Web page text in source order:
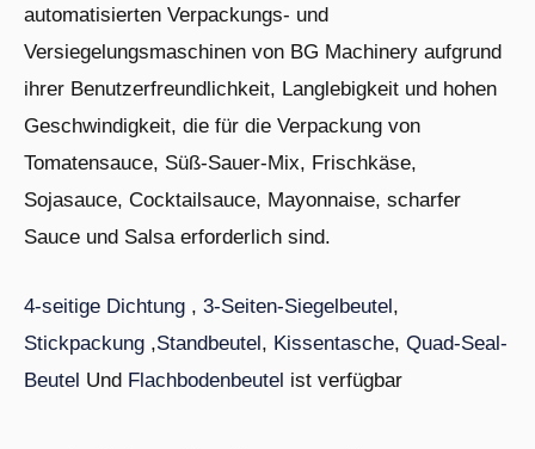
automatisierten Verpackungs- und
Versiegelungsmaschinen von BG Machinery aufgrund
ihrer Benutzerfreundlichkeit, Langlebigkeit und hohen
Geschwindigkeit, die für die Verpackung von
Tomatensauce, Süß-Sauer-Mix, Frischkäse,
Sojasauce, Cocktailsauce, Mayonnaise, scharfer
Sauce und Salsa erforderlich sind.
4-seitige Dichtung , 3-Seiten-Siegelbeutel ,
Stickpackung ,Standbeutel , Kissentasche, Quad-Seal-
Beutel Und Flachbodenbeutel ist verfügbar